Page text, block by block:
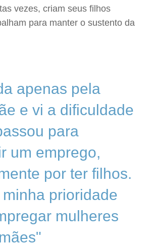
vezes, criam seus filhos
para manter o sustento da
apenas pela
e vi a dificuldade
para
um emprego,
por ter filhos.
prioridade
mulheres